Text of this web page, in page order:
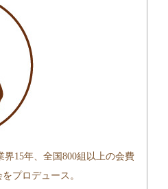
界15年、全国800組以上の会費
プロデュース。